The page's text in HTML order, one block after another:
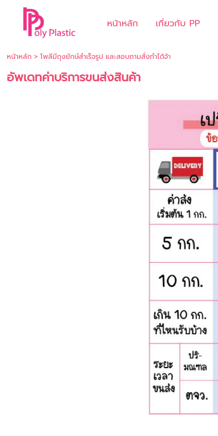
หน้าหลัก เกี่ยวกับ PP
หน้าหลัก > โพลีมีถุงยักษ์สำเร็จรูป และสอบถามสั่งทำได้จ้า
อัพเดทค่าบริการขนส่งสินค้า